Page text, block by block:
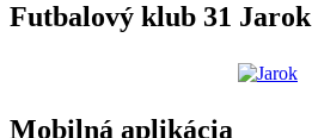
Futbalový klub 31 Jarok
Mobilná aplikácia